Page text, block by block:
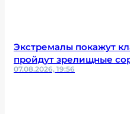
Экстремалы покажут
пройдут зрелищные
07.08.2026, 19:56